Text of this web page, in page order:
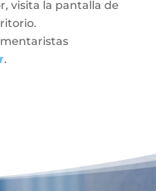
visita la pantalla de
.